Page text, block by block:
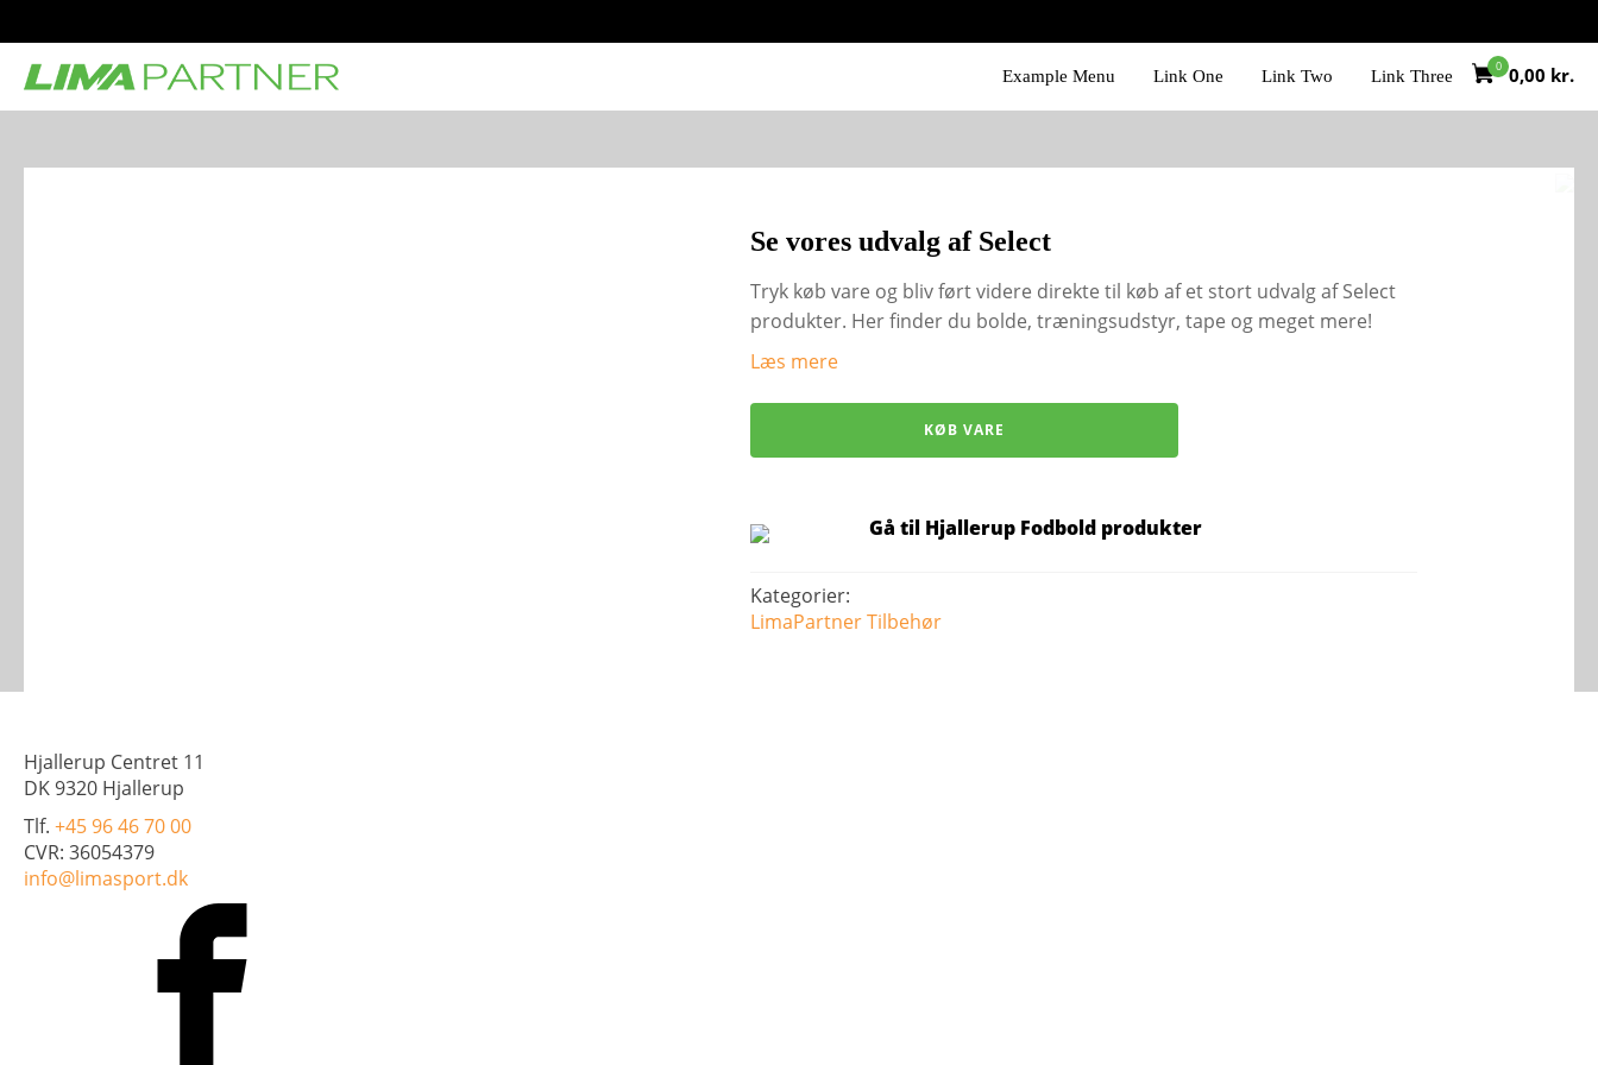
Example Menu Link One Link Two Link Three 0,00 kr.
Se vores udvalg af Select
Tryk køb vare og bliv ført videre direkte til køb af et stort udvalg af Select
produkter. Her finder du bolde, træningsudstyr, tape og meget mere!
Læs mere
KØB VARE
Gå til Hjallerup Fodbold produkter
Kategorier:
LimaPartnerTilbehør
Hjallerup Centret 11
DK 9320 Hjallerup
Tlf. +45 96 46 70 00
CVR: 36054379
info@limasport.dk